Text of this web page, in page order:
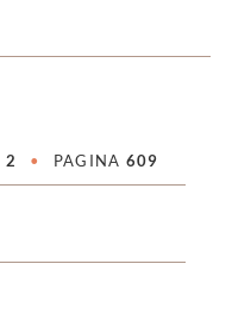
2 • PAGINA 609